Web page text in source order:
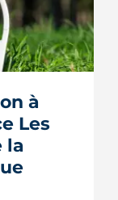
à
Les
la